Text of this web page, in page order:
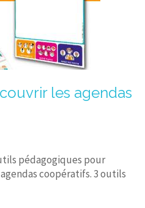
les agendas
pédagogiques pour
coopératifs. 3 outils